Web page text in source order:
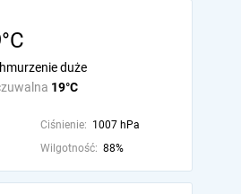
19°C
duże
Ciśnienie: 1007 hPa
Wilgotność: 88%